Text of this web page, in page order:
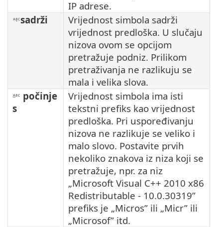
IP adrese.
sadrži
Vrijednost simbola sadrži
vrijednost predloška. U slučaju
nizova ovom se opcijom
pretražuje podniz. Prilikom
pretraživanja ne razlikuju se
mala i velika slova.
počinje
s
Vrijednost simbola ima isti
tekstni prefiks kao vrijednost
predloška. Pri uspoređivanju
nizova ne razlikuje se veliko i
malo slovo. Postavite prvih
nekoliko znakova iz niza koji se
pretražuje, npr. za niz
„Microsoft Visual C++ 2010 x86
Redistributable - 10.0.30319”
prefiks je „Micros” ili „Micr” ili
„Microsof” itd.